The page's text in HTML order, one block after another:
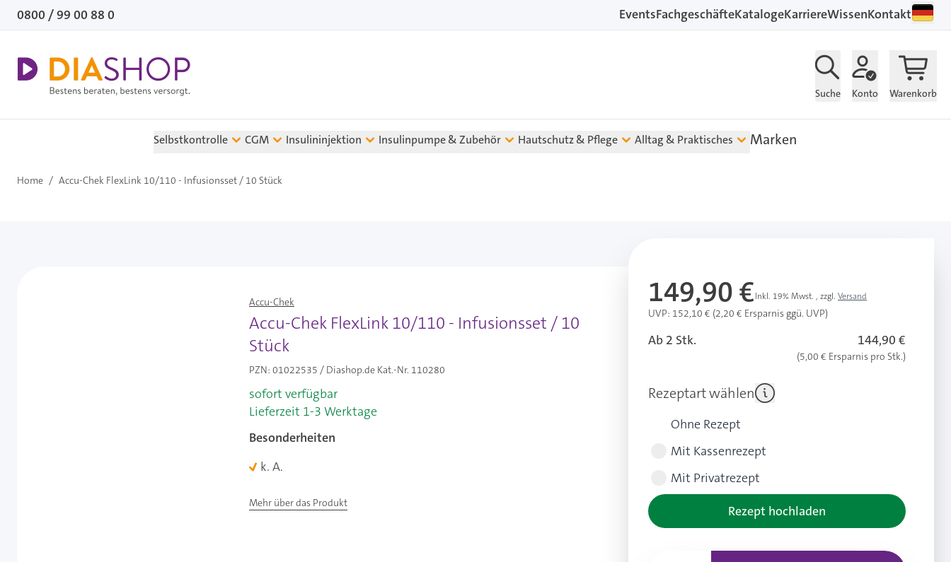
Direkt zum Inhalt
0800 / 99 00 88 0 EventsFachgeschäfteKatalogeKarriereWissenKontakt
Suche Konto Warenkorb
Selbstkontrolle CGM Insulininjektion Insulinpumpe & Zubehör Hautschutz & Pflege Alltag & Praktisches Marken
Home / Accu-Chek FlexLink 10/110 - Infusionsset / 10 Stück
Accu-Chek
Accu-Chek FlexLink 10/110 - Infusionsset / 10
Stück
PZN: 01022535 / Diashop.de Kat.-Nr. 110280
sofort verfügbar
Lieferzeit 1-3 Werktage
Besonderheiten
k. A.
Mehr über das Produkt
149,90 €Inkl. 19% Mwst. , zzgl. Versand
UVP: 152,10 € (2,20 € Ersparnis ggü. UVP)
Ab 2 Stk. 144,90 €
(5,00 € Ersparnis pro Stk.)
Rezeptart wählen
Ohne Rezept
Mit Kassenrezept
Mit Privatrezept
Rezept hochladen